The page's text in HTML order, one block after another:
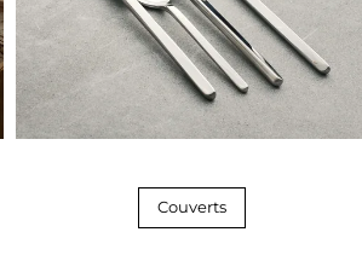
Couverts